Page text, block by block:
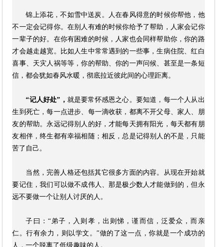
锦上添花，不如雪中送炭。人在春风得意的时候你帮他，他
不一定会记得你。在别人有难的时候你给予了帮助，人家会记你
一辈子的好。在你有困难的时候，人家也会同样帮助你，你的路
才会越走越宽。比如人生中常常遇到的一些事，生病住院、红白
喜事、天灾人祸等等，你的帮助、你的一声问候、甚至是一条短
信，都会犹如春风水暖，彻底拉近彼此间的心理距离。
“记人好处”， 就是要常怀感恩之心。要知道，每一个人从出
生到死亡，每一点进步、每一滴收获，都离不开父母、家人、朋
友的帮助。永远记得别人的好，才能每天拥有阳光，每天都有朋
友相伴，终生都有幸福相随；相反，总是记得别人的不是，只能
苦了自己。
当然，完善人格还包括其它很多方面的内容。从现在开始就
要记住，我们可以做不成伟人、那是极少数人才能做到的，但永
远不要做一个让别人讨厌的人。
子曰：“弟子，入则孝，出则悌，谨而信，泛爱众，而亲
仁。行有余力，则以学文。”做的了这一点，你就是一个成功的
人，一个脱离了低级趣味的人。